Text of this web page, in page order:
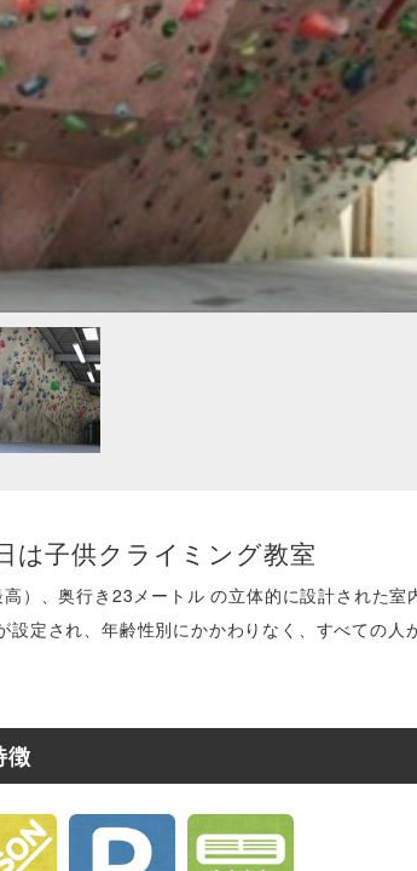
は子供クライミング教室
）、奥行き23メートル の立体的に設計された室
設定され、年齢性別にかかわりなく、すべての
徴